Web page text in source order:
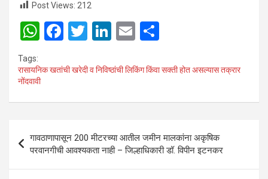
Post Views: 212
W
at
s
A
p
F
ce
o
k
T
tt
Li
ke
n
E
ail ar
Tags:
रासायनिक खतांची खरेदी व निविष्ठांची लिकिंग किंवा सक्ती होत असल्यास तक्रार
नोंदवावी
navigation
गावठाणापासून 200 मीटरच्‍या आतील जमीन मालकांना अकृषिक
परवानगीची आवश्‍यकता नाही – जिल्हाधिकारी डॉ. विपीन इटनकर